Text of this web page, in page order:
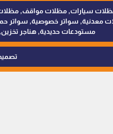
التميز للمظلات والسواتر - 0538402607 ©
سواتر خصوصية, سواتر
مستودعات حديدية, هناجر